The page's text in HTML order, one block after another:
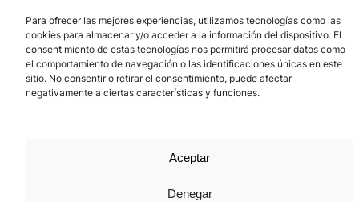
Para ofrecer las mejores experiencias, utilizamos tecnologías como las
cookies para almacenar y/o acceder a la información del dispositivo. El
consentimiento de estas tecnologías nos permitirá procesar datos como
el comportamiento de navegación o las identificaciones únicas en este
sitio. No consentir o retirar el consentimiento, puede afectar
negativamente a ciertas características y funciones.
Aceptar
Denegar
Los Prados, 121 – 33203 Gijón
985 185 577 – info@laboralcentrodearte.org